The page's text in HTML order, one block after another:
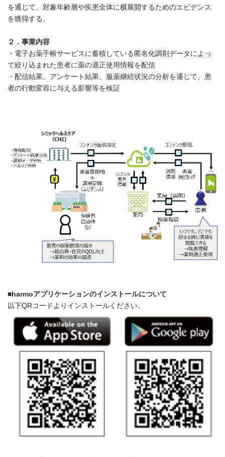
を通じて、対象年齢層や疾患全体に横展開するためのエビデンス
を獲得する。
２．事業内容
・電子お薬手帳サービスに蓄積している匿名化調剤データによっ
て絞り込まれた患者に薬の適正使用情報を配信
・配信結果、アンケート結果、服薬継続状況の分析を通じて、患
者の行動変容に与える影響等を検証
■ harmoアプリケーションのインストールについて
以下QRコードよりインストールください。